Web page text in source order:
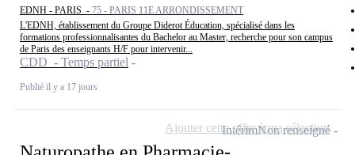
EDNH - PARIS - 75 - PARIS 11E ARRONDISSEMENT
L'EDNH, établissement du Groupe Diderot Éducation, spécialisé dans les
formations professionnalisantes du Bachelor au Master, recherche pour son campus
de Paris des enseignants H/F pour intervenir...
CDD - Temps partiel
Publié il y a 17 jours
IntérimNon renseigné
Ajouter cette offre à ma sélection